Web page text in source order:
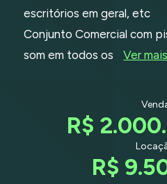
escritórios em geral, etc
Conjunto Comercial com
som em todos os
Ver mais
R$
R$